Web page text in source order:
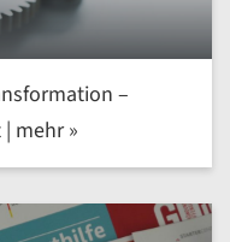
–
Nachhaltig.Effizient.Intelligent | mehr »